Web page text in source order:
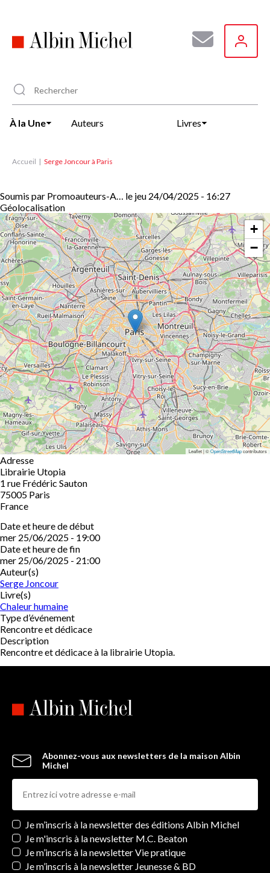
principal
À la Une Auteurs Livres
Accueil Serge Joncour à Paris
Soumis par Promoauteurs-A… le jeu 24/04/2025 - 16:27
Géolocalisation
+
−
Leaflet | ©OpenStreetMapcontributors
Adresse
Librairie Utopia
1 rue Frédéric Sauton
75005 Paris
France
Date et heure de début
mer 25/06/2025 - 19:00
Date et heure de fin
mer 25/06/2025 - 21:00
Auteur(s)
Serge Joncour
Livre(s)
Chaleur humaine
Type d’événement
Rencontre et dédicace
Description
Rencontre et dédicace à la librairie Utopia.
Abonnez-vous aux newsletters de la maison Albin
Michel
Newsletters
Je m’inscris à la newsletter des éditions Albin Michel
Je m'inscris à la newsletter M.C. Beaton
Je m’inscris à la newsletter Vie pratique
Je m’inscris à la newsletter Jeunesse & BD